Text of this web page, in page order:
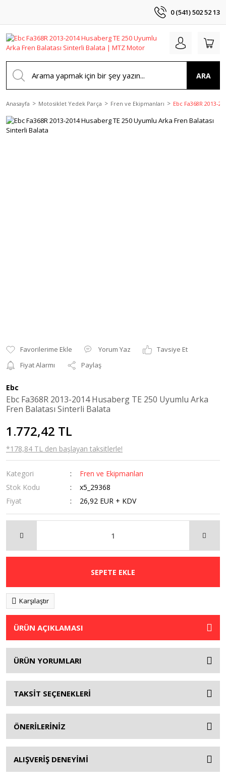
0 (541) 502 52 13
ARA
Anasayfa Motosiklet Yedek Parça Fren ve Ekipmanları Ebc Fa368R 2013-
Yorum Yaz
Tavsiye Et
Fiyat Alarmı
Paylaş
Ebc
Ebc Fa368R 2013-2014 Husaberg TE 250 Uyumlu Arka
Fren Balatası Sinterli Balata
1.772,42 TL
*178,84 TL den başlayan taksitlerle!
Kategori
Fren ve Ekipmanları
Stok Kodu
x5_29368
Fiyat
26,92 EUR + KDV
SEPETE EKLE
Karşılaştır
ÜRÜN AÇIKLAMASI
ÜRÜN YORUMLARI
TAKSİT SEÇENEKLERİ
ÖNERİLERİNİZ
ALIŞVERİŞ DENEYİMİ